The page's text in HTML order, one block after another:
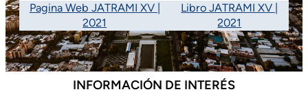
Pagina Web JATRAMI XV |
2021
Libro JATRAMI XV |
2021
INFORMACIÓN DE INTERÉS